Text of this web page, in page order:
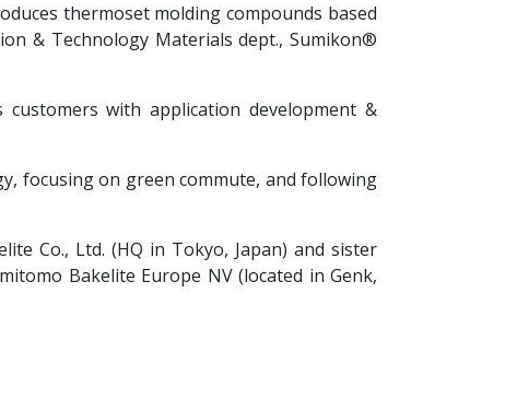
thermoset molding compounds based
& Technology Materials dept., Sumikon®
with application development &
focusing on green commute, and following
Co., Ltd. (HQ in Tokyo, Japan) and sister
Bakelite Europe NV (located in Genk,